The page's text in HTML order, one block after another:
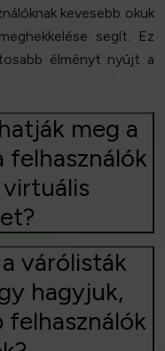
kevesebb okuk
segít. Ez
élményt nyújt a
meg a
felhasználók
várólisták
hagyjuk,
felhasználók